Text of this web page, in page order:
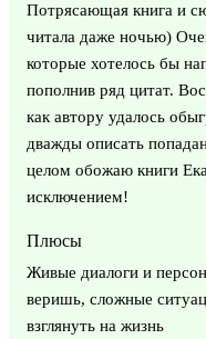
Потрясающая книга и
читала даже ночью)
которые хотелось бы
пополнив ряд цитат.
как автору удалось
дважды описать
целом обожаю книги
исключением!
Плюсы
Живые диалоги и
веришь, сложные
взглянуть на жизнь